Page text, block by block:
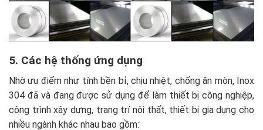
5. Các hệ thống ứng dụng
Nhờ ưu điểm như tính bền bỉ, chịu nhiệt, chống ăn mòn, Inox
304 đã và đang được sử dụng để làm thiết bị công nghiệp,
công trình xây dựng, trang trí nội thất, thiết bị gia dụng cho
nhiều ngành khác nhau bao gồm: